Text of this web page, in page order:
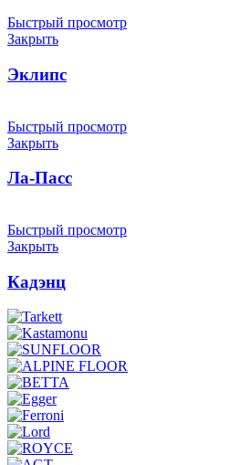
Быстрый просмотр
Закрыть
Эклипс
Быстрый просмотр
Закрыть
Ла-Пасс
Быстрый просмотр
Закрыть
Кадэнц